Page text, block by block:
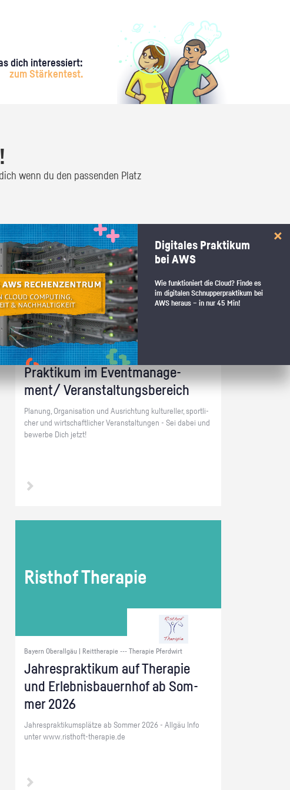
dich interessiert:
zum Stärkentest.
wenn du den passenden Platz
Stadt Events GmbH
Niedersachsen Hannover | Veranstaltungsbranche
Prak­ti­kum im Event­ma­nage­
ment/ Ver­an­stal­tungs­be­reich
Pla­nung, Or­ga­ni­sa­ti­on und Aus­rich­tung kul­tu­rel­ler, sport­li­
cher und wirt­schaft­li­cher Ver­an­stal­tun­gen - Sei dabei und
be­wer­be Dich jetzt!
Ris­t­hof The­ra­pie
Bayern Oberallgäu | Reittherapie --- Therapie Pferdwirt
Jah­resprak­ti­kum auf The­ra­pie
und Er­leb­nis­bau­ern­hof ab Som­
mer 2026
Jah­resprak­ti­kums­plät­ze ab Som­mer 2026 - All­gäu Info
unter www.​risthoft-​therapie.​de
Digitales Praktikum
bei AWS
Wie funktioniert die Cloud? Finde es
im digitalen Schnupperpraktikum bei
AWS heraus – in nur 45 Min!